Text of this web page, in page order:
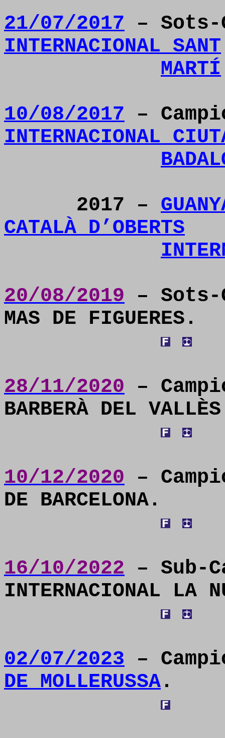
21/07/2017 – Sots-
INTERNACIONAL SANT
MARTÍ
10/08/2017 –
INTERNACIONAL
2017 –
CATALÀ D’OBERTS
20/08/2019 – Sots-
MAS DE FIGUERES.
28/11/2020 –
BARBERÀ DEL
10/12/2020 –
DE BARCELONA.
16/10/2022 – Sub-
INTERNACIONAL LA
02/07/2023 –
DE MOLLERUSSA .